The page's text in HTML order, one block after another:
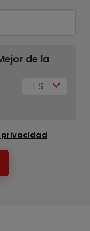
de la
ES
privacidad